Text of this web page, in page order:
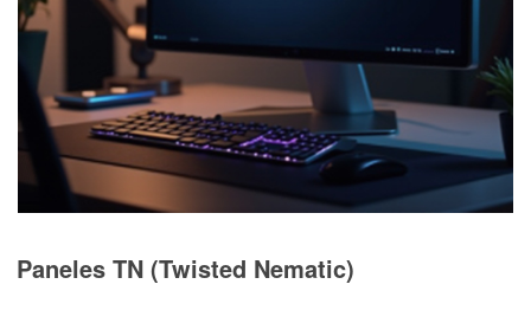
Paneles TN (Twisted Nematic)